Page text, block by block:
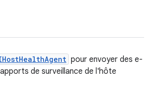
pour envoyer des e-
de surveillance de l'hôte